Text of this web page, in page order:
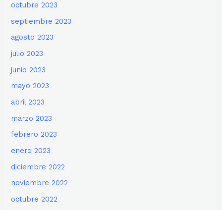
octubre 2023
septiembre 2023
agosto 2023
julio 2023
junio 2023
mayo 2023
abril 2023
marzo 2023
febrero 2023
enero 2023
diciembre 2022
noviembre 2022
octubre 2022